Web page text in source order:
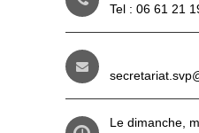
Tel : 06 61 21
Le dimanche,